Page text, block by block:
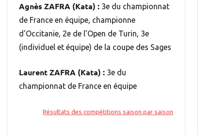
Agnès ZAFRA (Kata) : 3e du championnat
de France en équipe, championne
d'Occitanie, 2e de l'Open de Turin, 3e
(individuel et équipe) de la coupe des Sages
Laurent ZAFRA (Kata) : 3e du
championnat de France en équipe
Résultats des compétitions saison par saison